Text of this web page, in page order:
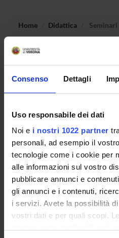
Consenso Dettagli
Uso responsabile dei dati
Noi e i nostri 1022 partner
personali, ad esempio il
tecnologie come i cookie per
alle informazioni sul vostro
pubblicare annunci e
gli annunci e i contenuti,
i servizi. Avete la possibilità
vostri dati e per quali scopi.
Home Didattica Seminari
Non è stato trovato alcun
all'insegnamento Metodologia
OFFERTA FORMATIVA
CORSI DI STUDIO
DOTTORATI DI RICERCA E
SUPERIORE
Contatti
Persone